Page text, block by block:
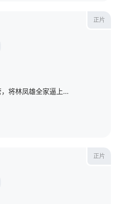
正片
汪祺儿为师复仇步步为营，将林凤雄全家逼上绝境，林枭站在其身后，成为她手中的正义之刃，将恶人绳之以法，还天地一片朗朗。幸好，复仇的火焰化成了深情诱吻，丰满了汪祺儿的岁月，让她可以在阳光下，享受爱与被爱。
正片